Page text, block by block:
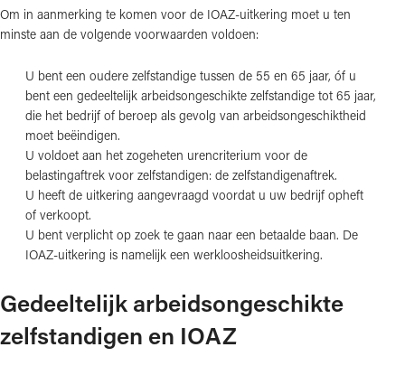
Om in aanmerking te komen voor de IOAZ-uitkering moet u ten
minste aan de volgende voorwaarden voldoen:
U bent een oudere zelfstandige tussen de 55 en 65 jaar, óf u
bent een gedeeltelijk arbeidsongeschikte zelfstandige tot 65 jaar,
die het bedrijf of beroep als gevolg van arbeidsongeschiktheid
moet beëindigen.
U voldoet aan het zogeheten urencriterium voor de
belastingaftrek voor zelfstandigen: de zelfstandigenaftrek.
U heeft de uitkering aangevraagd voordat u uw bedrijf opheft
of verkoopt.
U bent verplicht op zoek te gaan naar een betaalde baan. De
IOAZ-uitkering is namelijk een werkloosheidsuitkering.
Gedeeltelijk arbeidsongeschikte
zelfstandigen en IOAZ